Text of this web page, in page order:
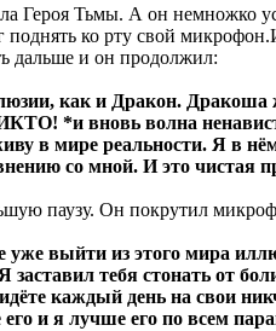
Героя Тьмы. А он немножко
поднять ко рту свой
дальше и он продолжил:
как и Дракон. Дракоша
*и вновь волна
в мире реальности. Я в
со мной. И это чистая
паузу. Он покрутил
уже выйти из этого мира
заставил тебя стонать от
каждый день на свои
его и я лучше его по всем